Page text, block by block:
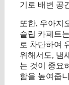
기로 배변 공
또한, 우아지
슬립 카페트
로 차단하여
위해서도, 냄
는 것이 중요
함을 높여줍